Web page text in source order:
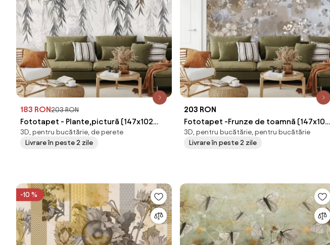
183 RON203 RON
Fototapet - Plante,pictură (147x102
cm)
3D, pentru bucătărie, de perete
Livrare în peste 2 zile
203 RON
Fototapet -Frunze de toamnă (147x102
cm)
3D, pentru bucătărie, pentru bucătărie
Livrare în peste 2 zile
-10 %